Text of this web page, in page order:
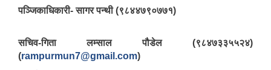
पञ्‍जिकाधिकारी- सागर पन्थी (९८४४७९०७७१)
सचिव-गिता लम्साल पौडेल (९८४७३३५५२४)
(rampurmun7@gmail.com)